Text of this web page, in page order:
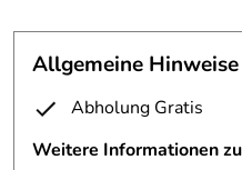
Die konventionellen
lieferbar.
15.000 Std.) und einen
3 Watt pro lfm)!
Form:
2 und 3
Oberfläche:
Stahl
Höhe:
ca 180
Allgemeine
Abholung Gratis
Weitere Informationen